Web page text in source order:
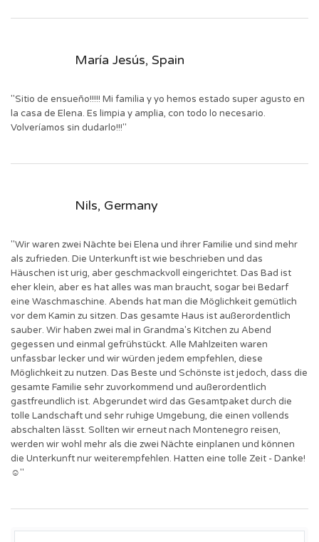
María Jesús, Spain
"Sitio de ensueño!!!!! Mi familia y yo hemos estado super agusto en
la casa de Elena. Es limpia y amplia, con todo lo necesario.
Volveríamos sin dudarlo!!!"
Nils, Germany
"Wir waren zwei Nächte bei Elena und ihrer Familie und sind mehr
als zufrieden. Die Unterkunft ist wie beschrieben und das
Häuschen ist urig, aber geschmackvoll eingerichtet. Das Bad ist
eher klein, aber es hat alles was man braucht, sogar bei Bedarf
eine Waschmaschine. Abends hat man die Möglichkeit gemütlich
vor dem Kamin zu sitzen. Das gesamte Haus ist außerordentlich
sauber. Wir haben zwei mal in Grandma's Kitchen zu Abend
gegessen und einmal gefrühstückt. Alle Mahlzeiten waren
unfassbar lecker und wir würden jedem empfehlen, diese
Möglichkeit zu nutzen. Das Beste und Schönste ist jedoch, dass die
gesamte Familie sehr zuvorkommend und außerordentlich
gastfreundlich ist. Abgerundet wird das Gesamtpaket durch die
tolle Landschaft und sehr ruhige Umgebung, die einen vollends
abschalten lässt. Sollten wir erneut nach Montenegro reisen,
werden wir wohl mehr als die zwei Nächte einplanen und können
die Unterkunft nur weiterempfehlen. Hatten eine tolle Zeit - Danke!
☺︎"